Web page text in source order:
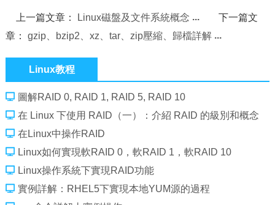
上一篇文章： Linux磁盤及文件系統概念
下一篇文
章： gzip、bzip2、xz、tar、zip壓縮、歸檔詳解
Linux教程
圖解RAID 0, RAID 1, RAID 5, RAID 10
在 Linux 下使用 RAID（一）：介紹 RAID 的級別和概念
在Linux中操作RAID
Linux如何實現軟RAID 0，軟RAID 1，軟RAID 10
Linux操作系統下實現RAID功能
實例詳解：RHEL5下實現本地YUM源的過程